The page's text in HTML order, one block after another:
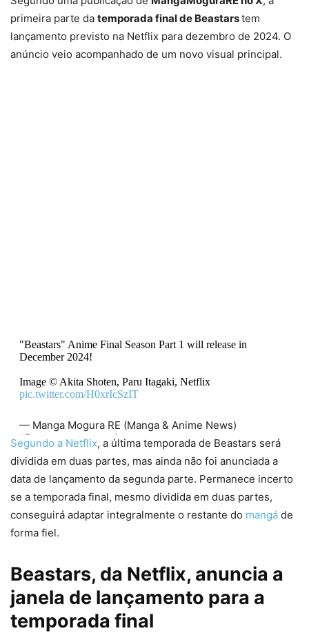
primeira parte da temporada final de Beastarstem
lançamento previsto na Netflix para dezembro de 2024. O
anúncio veio acompanhado de um novo visual principal.
"Beastars" Anime Final Season Part 1 will release in
December 2024!
Image © Akita Shoten, Paru Itagaki, Netflix
pic.twitter.com/H0xrIcSzIT
— Manga Mogura RE (Manga & Anime News)
(@MangaMoguraRE)July 4, 2024
Segundo a Netflix, a última temporada de Beastars será
dividida em duas partes, mas ainda não foi anunciada a
data de lançamento da segunda parte. Permanece incerto
se a temporada final, mesmo dividida em duas partes,
conseguirá adaptar integralmente o restante do mangá de
forma fiel.
Beastars, da Netflix, anuncia a
janela de lançamento para a
temporada final